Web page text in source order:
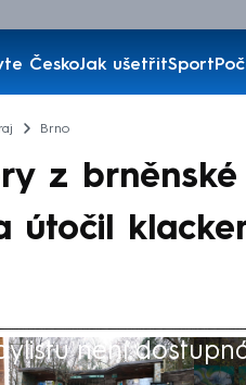
ČeskoJak ušetřitSport
Brno
z brněnské
útočil
není